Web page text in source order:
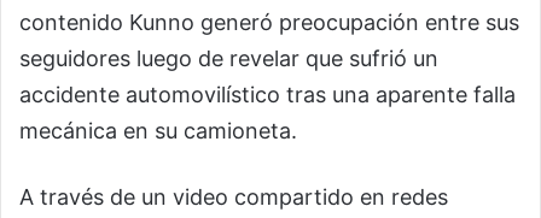
contenido Kunno generó preocupación entre sus
seguidores luego de revelar que sufrió un
accidente automovilístico tras una aparente falla
mecánica en su camioneta.
A través de un video compartido en redes